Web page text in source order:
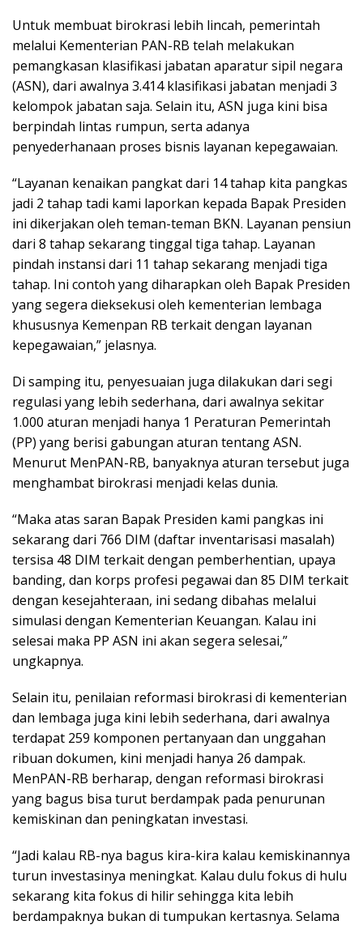
Untuk membuat birokrasi lebih lincah, pemerintah
melalui Kementerian PAN-RB telah melakukan
pemangkasan klasifikasi jabatan aparatur sipil negara
(ASN), dari awalnya 3.414 klasifikasi jabatan menjadi 3
kelompok jabatan saja. Selain itu, ASN juga kini bisa
berpindah lintas rumpun, serta adanya
penyederhanaan proses bisnis layanan kepegawaian.
“Layanan kenaikan pangkat dari 14 tahap kita pangkas
jadi 2 tahap tadi kami laporkan kepada Bapak Presiden
ini dikerjakan oleh teman-teman BKN. Layanan pensiun
dari 8 tahap sekarang tinggal tiga tahap. Layanan
pindah instansi dari 11 tahap sekarang menjadi tiga
tahap. Ini contoh yang diharapkan oleh Bapak Presiden
yang segera dieksekusi oleh kementerian lembaga
khususnya Kemenpan RB terkait dengan layanan
kepegawaian,” jelasnya.
Di samping itu, penyesuaian juga dilakukan dari segi
regulasi yang lebih sederhana, dari awalnya sekitar
1.000 aturan menjadi hanya 1 Peraturan Pemerintah
(PP) yang berisi gabungan aturan tentang ASN.
Menurut MenPAN-RB, banyaknya aturan tersebut juga
menghambat birokrasi menjadi kelas dunia.
“Maka atas saran Bapak Presiden kami pangkas ini
sekarang dari 766 DIM (daftar inventarisasi masalah)
tersisa 48 DIM terkait dengan pemberhentian, upaya
banding, dan korps profesi pegawai dan 85 DIM terkait
dengan kesejahteraan, ini sedang dibahas melalui
simulasi dengan Kementerian Keuangan. Kalau ini
selesai maka PP ASN ini akan segera selesai,”
ungkapnya.
Selain itu, penilaian reformasi birokrasi di kementerian
dan lembaga juga kini lebih sederhana, dari awalnya
terdapat 259 komponen pertanyaan dan unggahan
ribuan dokumen, kini menjadi hanya 26 dampak.
MenPAN-RB berharap, dengan reformasi birokrasi
yang bagus bisa turut berdampak pada penurunan
kemiskinan dan peningkatan investasi.
“Jadi kalau RB-nya bagus kira-kira kalau kemiskinannya
turun investasinya meningkat. Kalau dulu fokus di hulu
sekarang kita fokus di hilir sehingga kita lebih
berdampaknya bukan di tumpukan kertasnya. Selama